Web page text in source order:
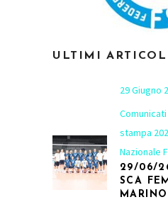
ULTIMI ARTICOLI
29 Giugno
stampa
Nazionale
29/06/
SCA